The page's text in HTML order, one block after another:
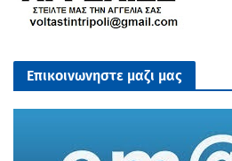
Επικοινωνηστε μαζι μας